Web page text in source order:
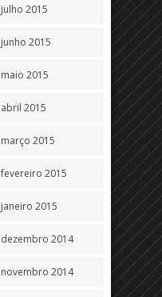
julho 2015
junho 2015
maio 2015
abril 2015
março 2015
fevereiro 2015
janeiro 2015
dezembro 2014
novembro 2014